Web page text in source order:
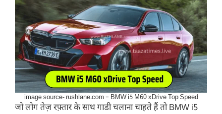
image source- rushlane.com – BMW i5 M60 xDrive Top Speed
जो लोग तेज़ रफ़्तार के साथ गाडी चलाना चाहते हैं तो BMW i5